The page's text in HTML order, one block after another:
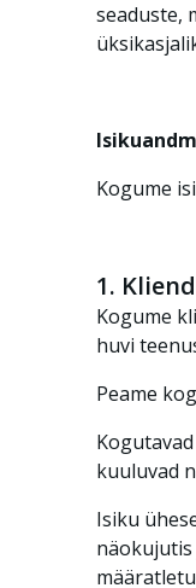
seaduste,
Kogume
1.
Kogume
huvi
Peame
kuuluvad
Isiku